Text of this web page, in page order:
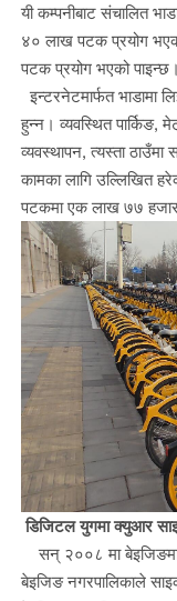
यी कम्पनीबाट संचालित
४० लाख पटक प्रयोग
पटक प्रयोग भएको पाइन्छ।
इन्टरनेटमार्फत भाडामा
हुन्न। व्यवस्थित पार्किङ,
व्यवस्थापन, त्यस्ता
कामका लागि उल्लिखित
पटकमा एक लाख ७७ हजार
डिजिटल युगमा क्युआर
सन् २००८ मा बेइजिङमा
बेइजिङ नगरपालिकाले